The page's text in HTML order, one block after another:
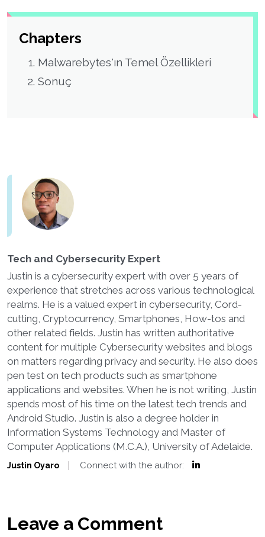
Chapters
Malwarebytes'ın Temel Özellikleri
Sonuç
Tech and Cybersecurity Expert
Justin is a cybersecurity expert with over 5 years of
experience that stretches across various technological
realms. He is a valued expert in cybersecurity, Cord-
cutting, Cryptocurrency, Smartphones, How-tos and
other related fields. Justin has written authoritative
content for multiple Cybersecurity websites and blogs
on matters regarding privacy and security. He also does
pen test on tech products such as smartphone
applications and websites. When he is not writing, Justin
spends most of his time on the latest tech trends and
Android Studio. Justin is also a degree holder in
Information Systems Technology and Master of
Computer Applications (M.C.A.), University of Adelaide.
Justin Oyaro Connect with the author:
Leave a Comment